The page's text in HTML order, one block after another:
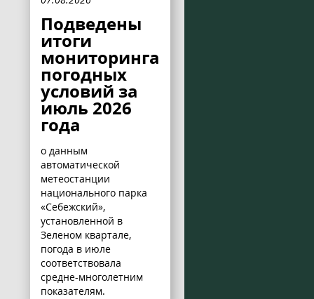
Подведены
итоги
мониторинга
погодных
условий за
июль 2026
года
о данным
автоматической
метеостанции
национального парка
«Себежский»,
установленной в
Зеленом квартале,
погода в июле
соответствовала
средне-многолетним
показателям.